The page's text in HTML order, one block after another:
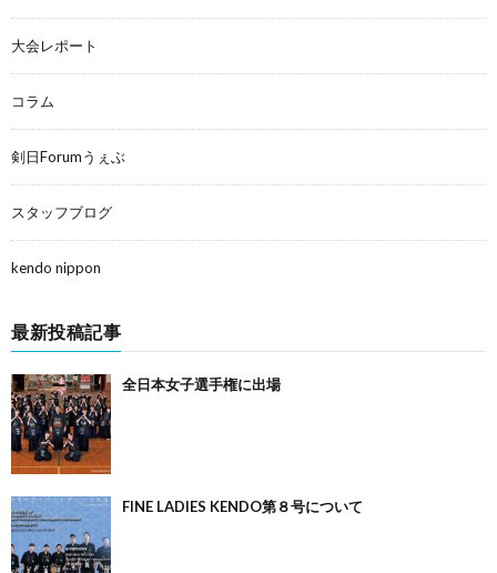
大会レポート
コラム
剣日Forumうぇぶ
スタッフブログ
kendo nippon
最新投稿記事
全日本女子選手権に出場
FINE LADIES KENDO第８号について